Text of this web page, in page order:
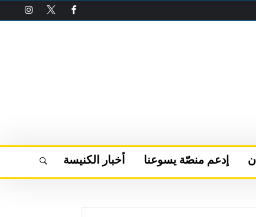
إدعم منصّة يسوعنا أخبار الكنيسة